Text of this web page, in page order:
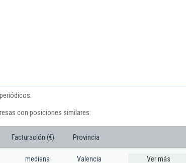
con posiciones similares:
Facturación (€) Provincia
mediana Valencia Ver más